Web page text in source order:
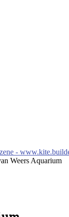
-
Weers Aquarium